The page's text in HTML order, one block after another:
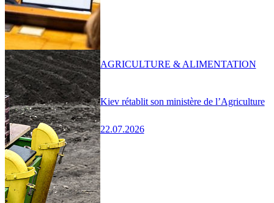
Kiev rétablit son ministère de l’Agriculture
22.07.2026
AGRICULTURE & ALIMENTATION